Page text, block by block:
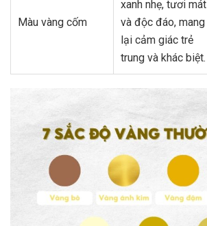
Màu vàng cốm
xanh nhẹ, tươi mát
và độc đáo, mang
lại cảm giác trẻ
trung và khác biệt.